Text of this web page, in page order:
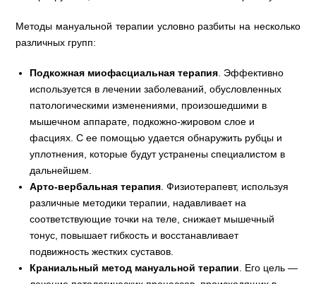
Методы мануальной терапии условно разбиты на несколько
различных групп:
Подкожная миофасциальная терапия. Эффективно
используется в лечении заболеваний, обусловленных
патологическими изменениями, произошедшими в
мышечном аппарате, подкожно-жировом слое и
фасциях. С ее помощью удается обнаружить рубцы и
уплотнения, которые будут устранены специалистом в
дальнейшем.
Арто-вербальная терапия. Физиотерапевт, используя
различные методики терапии, надавливает на
соответствующие точки на теле, снижает мышечный
тонус, повышает гибкость и восстанавливает
подвижность жестких суставов.
Краниальный метод мануальной терапии. Его цель —